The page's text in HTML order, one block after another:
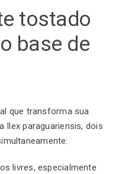
tostado
base de
que transforma sua
Ilex paraguariensis, dois
livres, especialmente